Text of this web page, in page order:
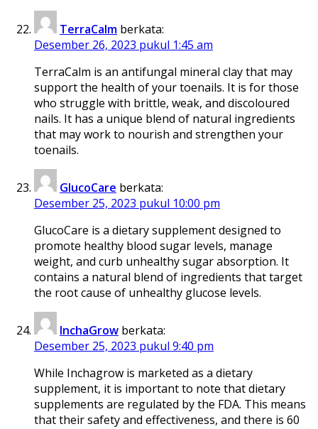
TerraCalm berkata:
Desember 26, 2023 pukul 1:45 am
TerraCalm is an antifungal mineral clay that may
support the health of your toenails. It is for those
who struggle with brittle, weak, and discoloured
nails. It has a unique blend of natural ingredients
that may work to nourish and strengthen your
toenails.
GlucoCare berkata:
Desember 25, 2023 pukul 10:00 pm
GlucoCare is a dietary supplement designed to
promote healthy blood sugar levels, manage
weight, and curb unhealthy sugar absorption. It
contains a natural blend of ingredients that target
the root cause of unhealthy glucose levels.
InchaGrow berkata:
Desember 25, 2023 pukul 9:40 pm
While Inchagrow is marketed as a dietary
supplement, it is important to note that dietary
supplements are regulated by the FDA. This means
that their safety and effectiveness, and there is 60